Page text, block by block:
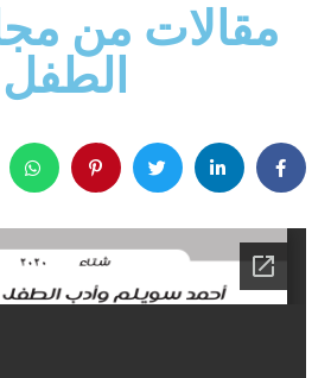
مقالات من
الطفل